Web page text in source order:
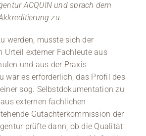
ACQUIN und sprach dem
zu.
werden, musste sich der
Urteil externer Fachleute aus
und aus der Praxis
war es erforderlich, das Profil des
sog. Selbstdokumentation zu
externen fachlichen
Gutachterkommission der
prüfte dann, ob die Qualität